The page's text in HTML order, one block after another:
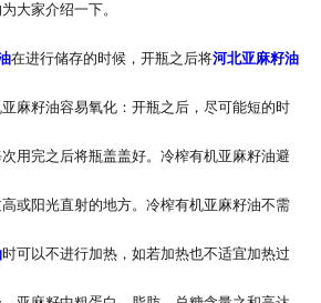
大家介绍一下。
在进行储存的时候，开瓶之后将河北亚麻籽油
麻籽油容易氧化：开瓶之后，尽可能短的时
用完之后将瓶盖盖好。冷榨有机亚麻籽油避
或阳光直射的地方。冷榨有机亚麻籽油不需
时可以不进行加热，如若加热也不适宜加热过